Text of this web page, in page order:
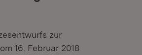
zur
16. Februar 2018